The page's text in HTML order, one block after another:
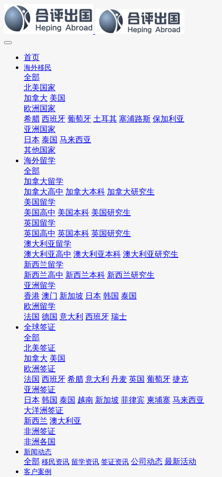
首页
海外移民
全部
北美国家
加拿大 美国
欧洲国家
希腊 西班牙 葡萄牙 土耳其 塞浦路斯 保加利亚
亚洲国家
日本 泰国 马来西亚
其他国家
海外留学
全部
加拿大留学
加拿大高中 加拿大本科 加拿大研究生
美国留学
美国高中 美国本科 美国研究生
英国留学
英国高中 英国本科 英国研究生
澳大利亚留学
澳大利亚高中 澳大利亚本科 澳大利亚研究生
新西兰留学
新西兰高中 新西兰本科 新西兰研究生
亚洲留学
香港 澳门 新加坡 日本 韩国 泰国
欧洲留学
法国 德国 意大利 西班牙 瑞士
全球签证
全部
北美签证
加拿大 美国
欧洲签证
法国 西班牙 希腊 意大利 丹麦 英国 葡萄牙 捷克
亚洲签证
日本 韩国 泰国 越南 新加坡 菲律宾 柬埔寨 马来西亚
大洋洲签证
新西兰 澳大利亚
非洲签证
非洲各国
新闻动态
全部 移民资讯 留学资讯 签证资讯 公司动态 最新活动
客户案例